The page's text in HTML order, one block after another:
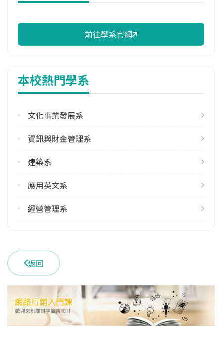
114年註冊率
113學年度上學期
修輔系人數
113學年度上學期
1
學系電話
臺北市大安區忠孝東路三段1號
前往學系官網
本校熱門學系
文化事業發展系
資訊與財金管理系
建築系
應用英文系
經營管理系
返回